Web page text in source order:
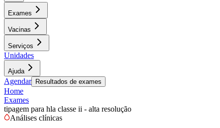
Exames
Vacinas
Serviços
Unidades
Ajuda
Agendar Resultados de exames
Home
Exames
tipagem para hla classe ii - alta resolução
Análises clínicas